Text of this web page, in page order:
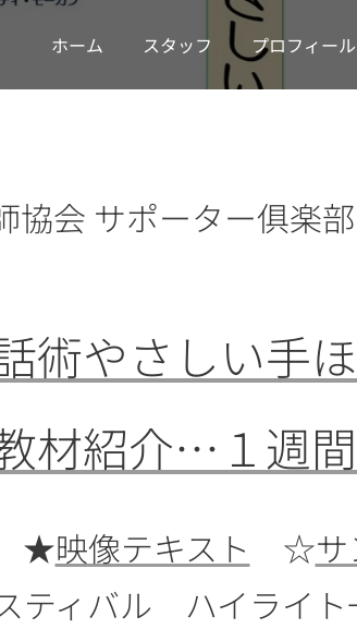
ホーム スタッフ プロフィール
協会 サポーター俱楽部
術やさしい手
材紹介…１週
★映像テキスト ☆
ティバル ハイライト